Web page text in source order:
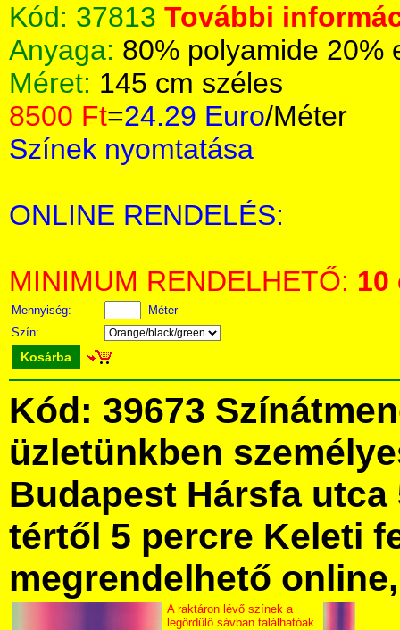
Kód: 37813 További
Anyaga: 80% polyamide 20%
Méret: 145 cm széles
8500 Ft=24.29 Euro/Méter
Színek nyomtatása
ONLINE RENDELÉS:
MINIMUM RENDELHETŐ: 10
Mennyiség:
Méter
Szín:
Kosárba
Kód: 39673
üzletünkben
Budapest Hársfa utca
tértől 5 percre Keleti
megrendelhető
A raktáron lévő színek a
legördülő sávban találhatóak.